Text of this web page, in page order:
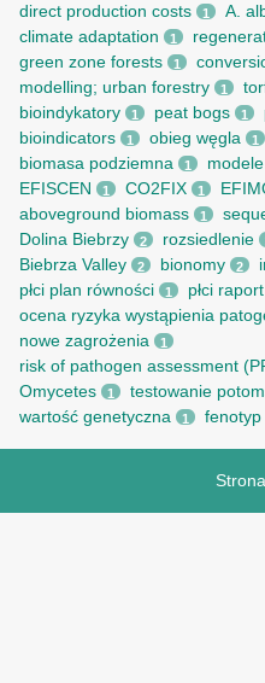
direct production costs 1 A.
climate adaptation 1
green zone forests 1
modelling; urban forestry 1
bioindykatory 1 peat bogs 1
bioindicators 1 obieg węgla 1
biomasa podziemna 1
EFISCEN 1 CO2FIX 1
aboveground biomass 1
Dolina Biebrzy 2 rozsiedlenie
Biebrza Valley 2 bionomy 2
płci plan równości 1 płci raport
ocena ryzyka wystąpienia
nowe zagrożenia 1
risk of pathogen assessment
Omycetes 1 testowanie
wartość genetyczna 1 fenotyp